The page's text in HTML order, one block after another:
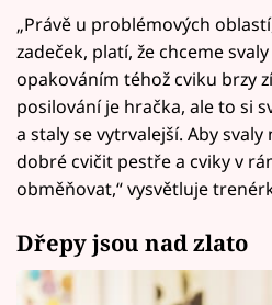
„Právě u problémových
zadeček, platí, že chceme
opakováním téhož cviku brzy
posilování je hračka, ale to si
a staly se vytrvalejší. Aby
dobré cvičit pestře a cviky v
obměňovat,“ vysvětluje
Dřepy jsou nad zlato